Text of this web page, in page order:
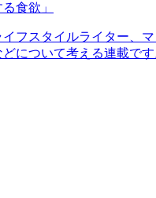
食欲」
フスタイルライター、
について考える連載です